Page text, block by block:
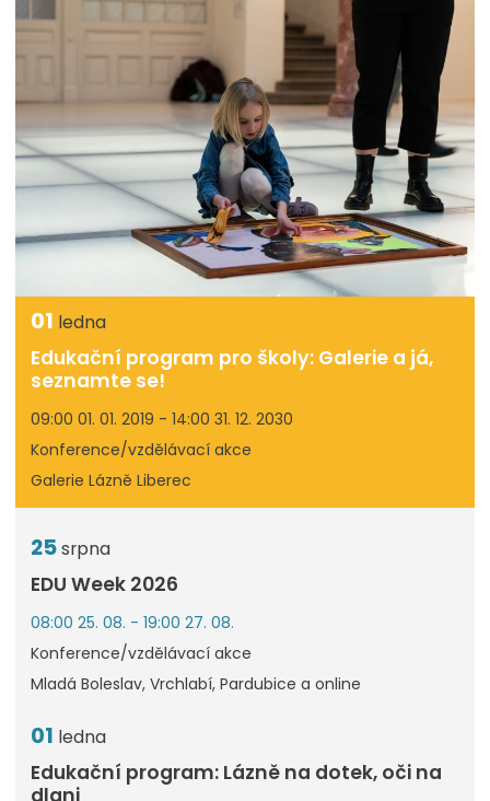
01 ledna
Edukační program pro školy: Galerie a já,
seznamte se!
09:00 01. 01. 2019 - 14:00 31. 12. 2030
Konference/vzdělávací akce
Galerie Lázně Liberec
25srpna
EDU Week 2026
08:00 25. 08. - 19:00 27. 08.
Konference/vzdělávací akce
Mladá Boleslav, Vrchlabí, Pardubice a online
01 ledna
Edukační program: Lázně na dotek, oči na
dlani